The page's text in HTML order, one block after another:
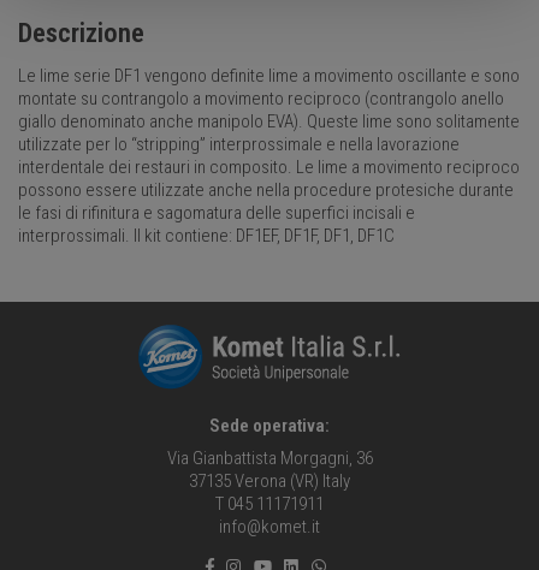
Descrizione
Le lime serie DF1 vengono definite lime a movimento oscillante e sono
montate su contrangolo a movimento reciproco (contrangolo anello
giallo denominato anche manipolo EVA). Queste lime sono solitamente
utilizzate per lo “stripping” interprossimale e nella lavorazione
interdentale dei restauri in composito. Le lime a movimento reciproco
possono essere utilizzate anche nella procedure protesiche durante
le fasi di rifinitura e sagomatura delle superfici incisali e
interprossimali. Il kit contiene: DF1EF, DF1F, DF1, DF1C
Sede operativa:
Via Gianbattista Morgagni, 36
37135 Verona (VR) Italy
T 045 11171911
info@komet.it